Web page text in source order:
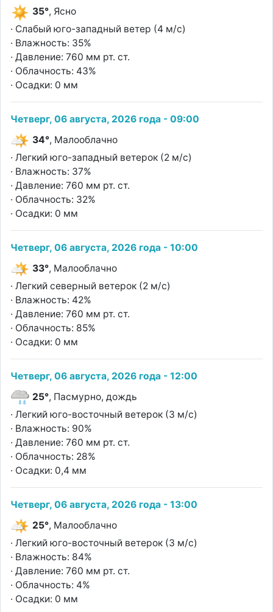
35°, Ясно
· Слабый юго-западный ветер (4 м/с)
· Влажность: 35%
· Давление: 760 мм рт. ст.
· Облачность: 43%
· Осадки: 0 мм
Четверг, 06 августа, 2026 года - 09:00
34°, Малооблачно
· Легкий юго-западный ветерок (2 м/с)
· Влажность: 37%
· Давление: 760 мм рт. ст.
· Облачность: 32%
· Осадки: 0 мм
Четверг, 06 августа, 2026 года - 10:00
33°, Малооблачно
· Легкий северный ветерок (2 м/с)
· Влажность: 42%
· Давление: 760 мм рт. ст.
· Облачность: 85%
· Осадки: 0 мм
Четверг, 06 августа, 2026 года - 12:00
25°, Пасмурно, дождь
· Легкий юго-восточный ветерок (3 м/с)
· Влажность: 90%
· Давление: 760 мм рт. ст.
· Облачность: 28%
· Осадки: 0,4 мм
Четверг, 06 августа, 2026 года - 13:00
25°, Малооблачно
· Легкий юго-восточный ветерок (3 м/с)
· Влажность: 84%
· Давление: 760 мм рт. ст.
· Облачность: 4%
· Осадки: 0 мм